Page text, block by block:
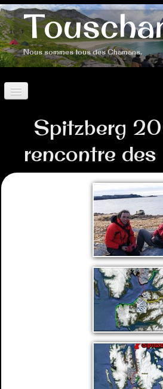
Nous sommes tous des Chamans.
LA
Roman:
Roman:
BEST OF: 20 ans
20
Spitzberg
rencontre des